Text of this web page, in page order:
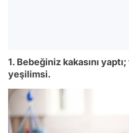
1. Bebeğiniz kakasını
yeşilimsi.